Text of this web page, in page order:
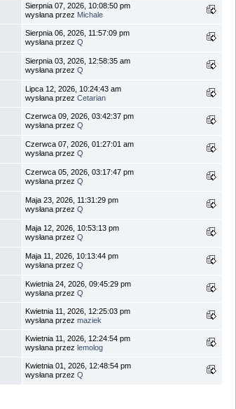
Sierpnia 07, 2026, 10:08:50 pm
wysłana przez Michale
Sierpnia 06, 2026, 11:57:09 pm
wysłana przez Q
Sierpnia 03, 2026, 12:58:35 am
wysłana przez Q
Lipca 12, 2026, 10:24:43 am
wysłana przez Cetarian
Czerwca 09, 2026, 03:42:37 pm
wysłana przez Q
Czerwca 07, 2026, 01:27:01 am
wysłana przez Q
Czerwca 05, 2026, 03:17:47 pm
wysłana przez Q
Maja 23, 2026, 11:31:29 pm
wysłana przez Q
Maja 12, 2026, 10:53:13 pm
wysłana przez Q
Maja 11, 2026, 10:13:44 pm
wysłana przez Q
Kwietnia 24, 2026, 09:45:29 pm
wysłana przez Q
Kwietnia 11, 2026, 12:25:03 pm
wysłana przez maziek
Kwietnia 11, 2026, 12:24:54 pm
wysłana przez lemolog
Kwietnia 01, 2026, 12:48:54 pm
wysłana przez Q